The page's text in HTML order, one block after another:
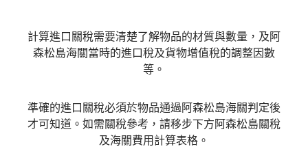
計算進口關稅需要清楚了解物品的材質與數量，及阿
森松島海關當時的進口稅及貨物增值稅的調整因數
等。
準確的進口關稅必須於物品通過阿森松島海關判定後
才可知道。如需關稅參考，請移步下方阿森松島關稅
及海關費用計算表格。